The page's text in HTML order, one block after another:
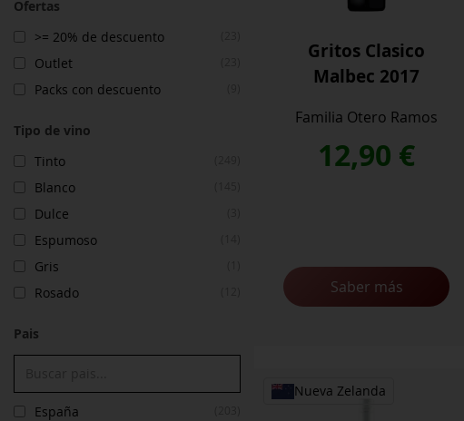
Gritos Clasico
Malbec 2017
Familia Otero Ramos
12,90 €
Saber más
Nueva Zelanda
Ofertas
>= 20% de descuento
Outlet
Packs con descuento
Tipo de vino
Tinto
Blanco
Dulce
Espumoso
Gris
Rosado
Pais
España